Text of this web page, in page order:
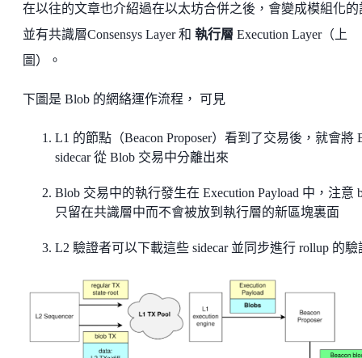
在以往的文章也介紹過在以太坊合併之後，會變成模組化的
並有共識層Consensys Layer 和 執行層 Execution Layer（上
圖）。
下圖是 Blob 的網絡運作流程， 可見
L1 的節點（Beacon Proposer）看到了交易後，就會將
sidecar 從 Blob 交易中分離出來
Blob 交易中的執行發生在 Execution Payload 中，注意
只留在共識層中而不會被放到執行層的新區塊裏面
L2 驗證者可以下載這些 sidecar 並同步進行 rollup 的驗